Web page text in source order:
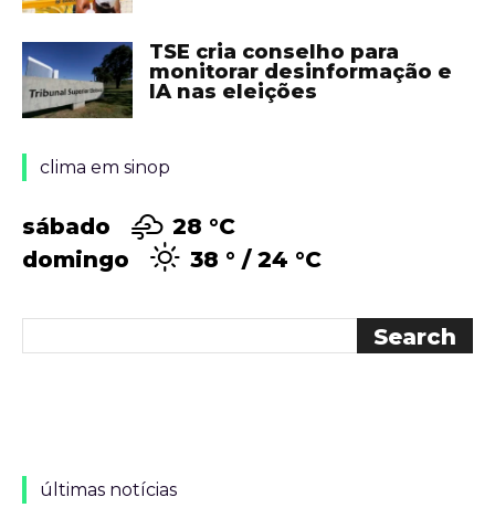
TSE cria conselho para
monitorar desinformação e
IA nas eleições
clima em sinop
sábado 28 °C
domingo
38 ° 24 °C
últimas notícias